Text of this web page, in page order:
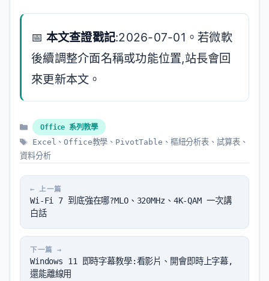
📅 本文查證戳記:2026-07-01。若微軟
後續調整介面名稱或功能位置,站長會回
來更新本文。
分
類
Office 系列教學
標
籤
Excel 、Office教學 、 PivotTable 、 樞紐分析表 、 試算表、
資料分析
Wi-Fi 7 到底強在哪?MLO、320MHz、4K-QAM 一次講
白話
Windows 11 即時字幕教學:看影片、開會即時上字幕,
還能離線用